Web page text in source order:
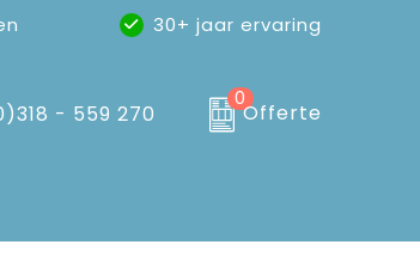
30+ jaar ervaring
- 559 270
0
Offerte